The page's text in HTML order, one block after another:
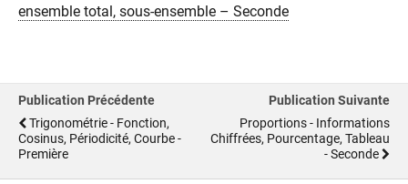
ensemble total, sous-ensemble – Seconde
Publication Précédente
Trigonométrie - Fonction,
Cosinus, Périodicité, Courbe -
Première
Publication Suivante
Proportions - Informations
Chiffrées, Pourcentage, Tableau
- Seconde